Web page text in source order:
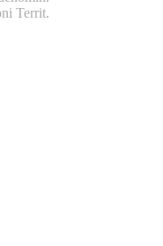
Territ.